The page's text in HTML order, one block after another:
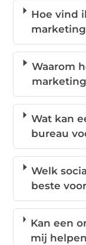
Hoe vind
Waarom
Wat kan
bureau
Welk
beste
Kan een
mij